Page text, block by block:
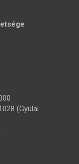
(Gyulai